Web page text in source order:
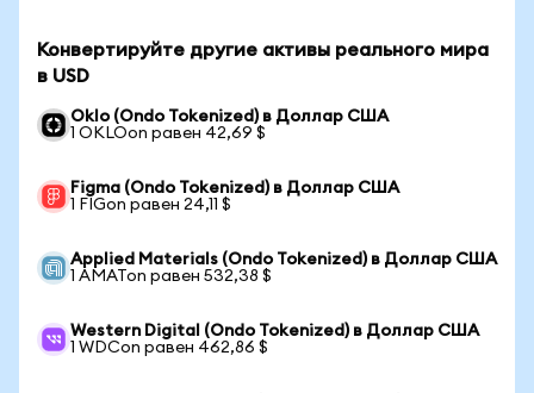
Конвертируйте другие активы реального мира
в USD
Oklo (Ondo Tokenized) в Доллар США
1 OKLOon равен 42,69 $
Figma (Ondo Tokenized) в Доллар США
1 FIGon равен 24,11 $
Applied Materials (Ondo Tokenized) в Доллар США
1 AMATon равен 532,38 $
Western Digital (Ondo Tokenized) в Доллар США
1 WDCon равен 462,86 $